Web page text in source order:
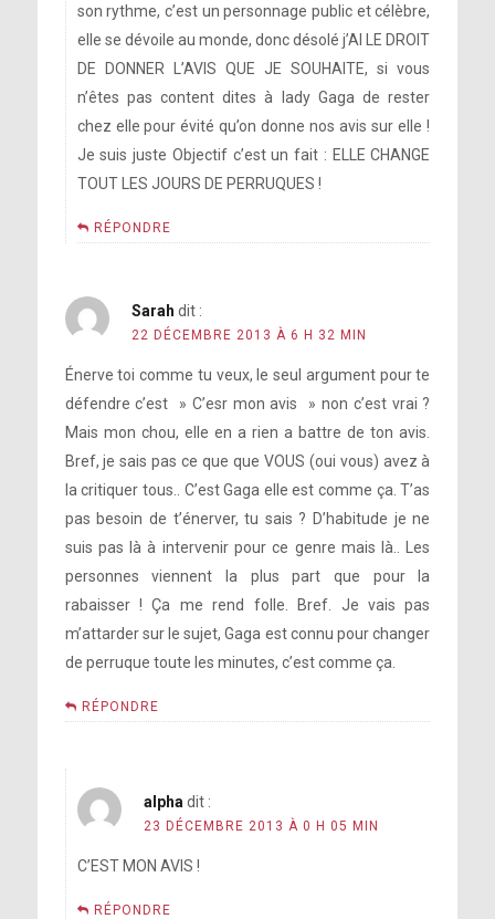
son rythme, c’est un personnage public et célèbre,
elle se dévoile au monde, donc désolé j’AI LE DROIT
DE DONNER L’AVIS QUE JE SOUHAITE, si vous
n’êtes pas content dites à lady Gaga de rester
chez elle pour évité qu’on donne nos avis sur elle !
Je suis juste Objectif c’est un fait : ELLE CHANGE
TOUT LES JOURS DE PERRUQUES !
RÉPONDRE
Sarah dit :
22 DÉCEMBRE 2013 À 6 H 32 MIN
Énerve toi comme tu veux, le seul argument pour te
défendre c’est » C’esr mon avis » non c’est vrai ?
Mais mon chou, elle en a rien a battre de ton avis.
Bref, je sais pas ce que que VOUS (oui vous) avez à
la critiquer tous.. C’est Gaga elle est comme ça. T’as
pas besoin de t’énerver, tu sais ? D’habitude je ne
suis pas là à intervenir pour ce genre mais là.. Les
personnes viennent la plus part que pour la
rabaisser ! Ça me rend folle. Bref. Je vais pas
m’attarder sur le sujet, Gaga est connu pour changer
de perruque toute les minutes, c’est comme ça.
RÉPONDRE
alpha dit :
23 DÉCEMBRE 2013 À 0 H 05 MIN
C’EST MON AVIS !
RÉPONDRE